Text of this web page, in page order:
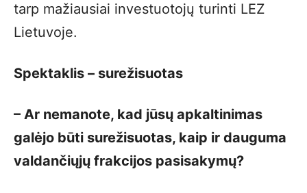
tarp mažiausiai investuotojų turinti LEZ
Lietuvoje.
Spektaklis – surežisuotas
– Ar nemanote, kad jūsų apkaltinimas
galėjo būti surežisuotas, kaip ir dauguma
valdančiųjų frakcijos pasisakymų?